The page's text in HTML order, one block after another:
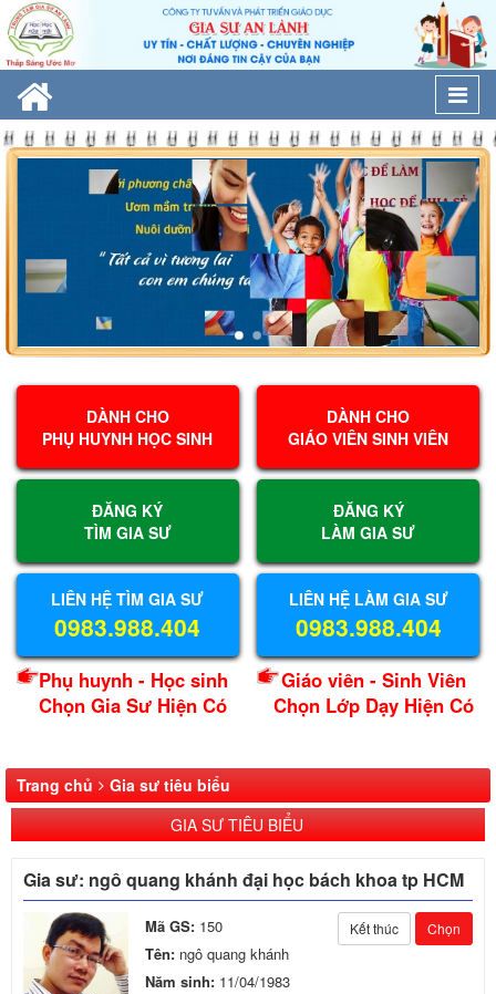
DÀNH CHO
PHỤ HUYNH HỌC SINH
ĐĂNG KÝ
TÌM GIA SƯ
LIÊN HỆ TÌM GIA SƯ
0983.988.404
Phụ huynh - Học sinh
Chọn Gia Sư Hiện Có
DÀNH CHO
GIÁO VIÊN SINH VIÊN
ĐĂNG KÝ
LÀM GIA SƯ
LIÊN HỆ LÀM GIA SƯ
0983.988.404
Giáo viên - Sinh Viên
Chọn Lớp Dạy Hiện Có
Trang chủ
Gia sư tiêu biểu
GIA SƯ TIÊU BIỂU
Gia sư: ngô quang khánh đại học bách khoa tp HCM
Kết thúc Chọn
Mã GS: 150
Tên: ngô quang khánh
Năm sinh: 11/04/1983